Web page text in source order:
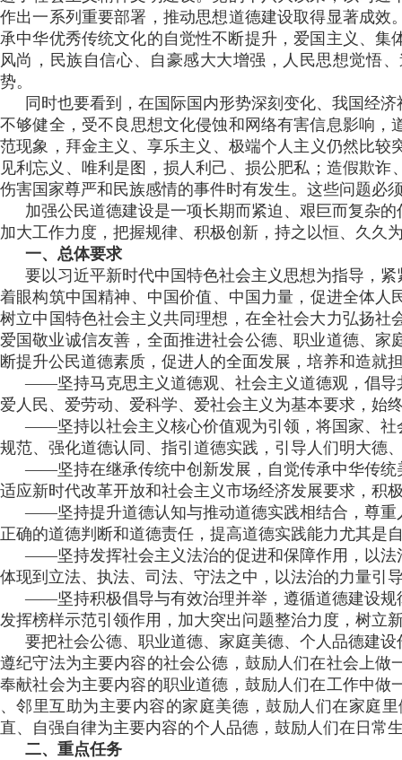
作出一系列重要部署，推动思想道德建设取得显著成效
承中华优秀传统文化的自觉性不断提升，爱国主义、集体
风尚，民族自信心 、自豪感大大增强，人民思想觉
势。
同时也要看到，在国际国内形势深刻变化 、我国经
不够健全 ，受不良思想文化侵蚀和网络有害信息影响 
范现象，拜金主义、享乐主义 、极端个人主义仍然比较突
见利忘义 、唯利是图，损人利己、损公肥私；造假欺
伤害国家尊严和民族感情的事件时有发生。这些问题必
加强公民道德建设是一项长期而紧迫 、艰巨而复杂的
加大工作力度 ，把握规律、积极创新，持之以恒 、久
一、总体要求
要以习近平新时代中国特色社会主义思想为指导，紧紧
着眼构筑中国精神、中国价值 、中国力量，促进全体
树立中国特色社会主义共同理想，在全社会大力弘扬社
爱国敬业诚信友善，全面推进社会公德、职业道德、
断提升公民道德素质，促进人的全面发展 ，培养和造就
——坚持马克思主义道德观 、社会主义道德观 ，倡导
爱人民、爱劳动、爱科学、爱社会主义为基本要求，
——坚持以社会主义核心价值观为引领，将国家、
规范、强化道德认同 、指引道德实践，引导人们明大德、
——坚持在继承传统中创新发展，自觉传承中华传统
适应新时代改革开放和社会主义市场经济发展要求，积极
——坚持提升道德认知与推动道德实践相结合，尊重人
正确的道德判断和道德责任 ，提高道德实践能力尤其是自
——坚持发挥社会主义法治的促进和保障作用，以法
体现到立法 、执法、司法、守法之中，以法治的力量引
——坚持积极倡导与有效治理并举，遵循道德建设规律
发挥榜样示范引领作用，加大突出问题整治力度 ，树立新
要把社会公德、职业道德 、家庭美德 、个人品德建
遵纪守法为主要内容的社会公德，鼓励人们在社会上做一个
奉献社会为主要内容的职业道德，鼓励人们在工作中做一个
、邻里互助为主要内容的家庭美德，鼓励人们在家庭里做
直、自强自律为主要内容的个人品德，鼓励人们在日常
二、重点任务